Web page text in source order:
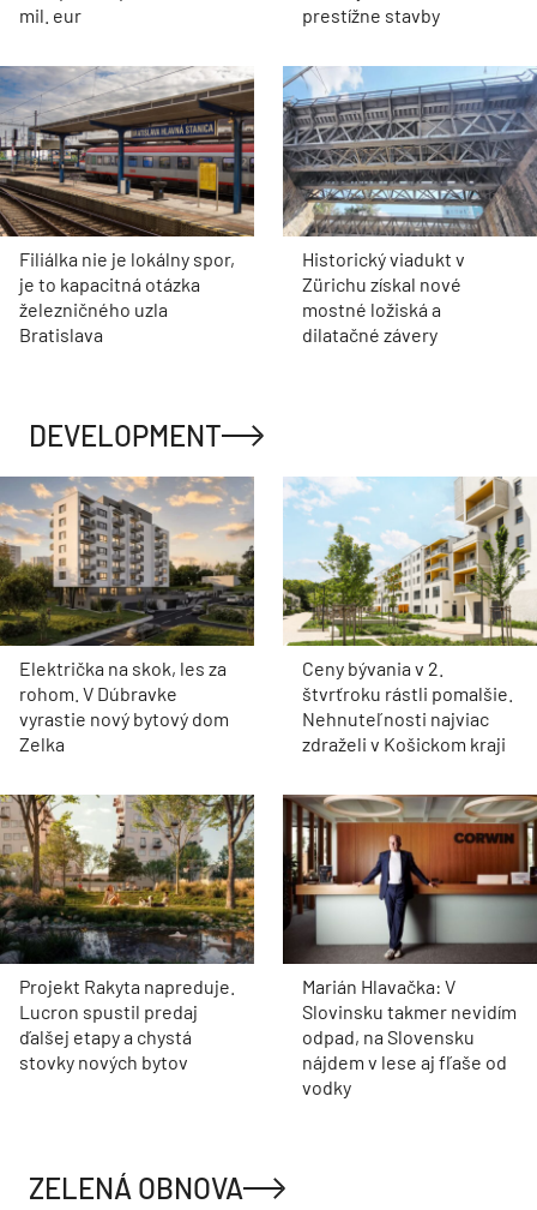
mil. eur
prestížne stavby
Filiálka nie je lokálny spor,
je to kapacitná otázka
železničného uzla
Bratislava
Historický viadukt v
Zürichu získal nové
mostné ložiská a
dilatačné závery
DEVELOPMENT
Električka na skok, les za
rohom. V Dúbravke
vyrastie nový bytový dom
Zelka
Ceny bývania v 2.
štvrťroku rástli pomalšie.
Nehnuteľnosti najviac
zdraželi v Košickom kraji
Projekt Rakyta napreduje.
Lucron spustil predaj
ďalšej etapy a chystá
stovky nových bytov
Marián Hlavačka: V
Slovinsku takmer nevidím
odpad, na Slovensku
nájdem v lese aj fľaše od
vodky
ZELENÁ OBNOVA